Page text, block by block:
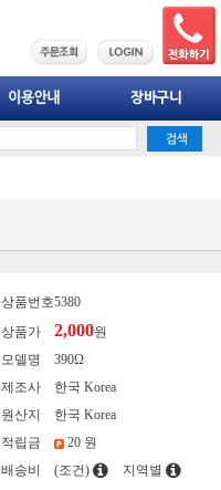
상품번호5380
상품가
2,000원
모델명
390Ω
제조사
한국 Korea
원산지
한국 Korea
적립금
20 원
배송비
(조건) 지역별